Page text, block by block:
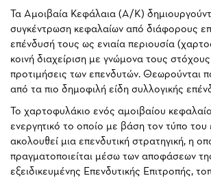
Τα Αμοιβαία Κεφάλαια (Α/Κ)
συγκέντρωση κεφαλαίων από διάφορους
επένδυσή τους ως ενιαία περιουσία
κοινή διαχείριση με γνώμονα τους στόχους
προτιμήσεις των επενδυτών. Θεωρούνται
από τα πιο δημοφιλή είδη συλλογικής
Το χαρτοφυλάκιο ενός αμοιβαίου
ενεργητικό το οποίο με βάση τον τύπο
ακολουθεί μια επενδυτική στρατηγική, η
πραγματοποιείται μέσω των αποφάσεων
εξειδικευμένης Επενδυτικής Επιτροπής,